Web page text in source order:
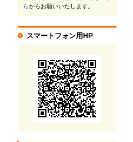
らからお願いいたします。
スマートフォン用HP